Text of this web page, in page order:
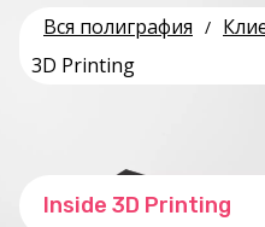
Вся полиграфия /
3D Printing
Inside 3D Printing